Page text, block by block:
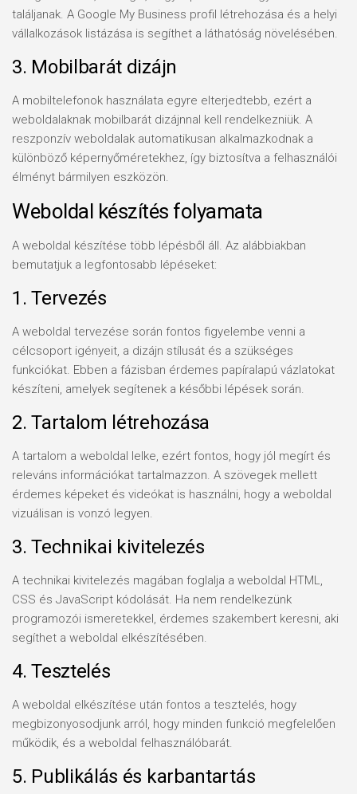
találjanak. A Google My Business profil létrehozása és a helyi
vállalkozások listázása is segíthet a láthatóság növelésében.
3. Mobilbarát dizájn
A mobiltelefonok használata egyre elterjedtebb, ezért a
weboldalaknak mobilbarát dizájnnal kell rendelkezniük. A
reszponzív weboldalak automatikusan alkalmazkodnak a
különböző képernyőméretekhez, így biztosítva a felhasználói
élményt bármilyen eszközön.
Weboldal készítés folyamata
A weboldal készítése több lépésből áll. Az alábbiakban
bemutatjuk a legfontosabb lépéseket:
1. Tervezés
A weboldal tervezése során fontos figyelembe venni a
célcsoport igényeit, a dizájn stílusát és a szükséges
funkciókat. Ebben a fázisban érdemes papíralapú vázlatokat
készíteni, amelyek segítenek a későbbi lépések során.
2. Tartalom létrehozása
A tartalom a weboldal lelke, ezért fontos, hogy jól megírt és
releváns információkat tartalmazzon. A szövegek mellett
érdemes képeket és videókat is használni, hogy a weboldal
vizuálisan is vonzó legyen.
3. Technikai kivitelezés
A technikai kivitelezés magában foglalja a weboldal HTML,
CSS és JavaScript kódolását. Ha nem rendelkezünk
programozói ismeretekkel, érdemes szakembert keresni, aki
segíthet a weboldal elkészítésében.
4. Tesztelés
A weboldal elkészítése után fontos a tesztelés, hogy
megbizonyosodjunk arról, hogy minden funkció megfelelően
működik, és a weboldal felhasználóbarát.
5. Publikálás és karbantartás